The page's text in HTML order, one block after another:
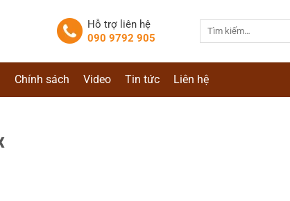
Hỗ trợ liên hệ
090 9792 905
Chính sách Video Tin tức Liên hệ